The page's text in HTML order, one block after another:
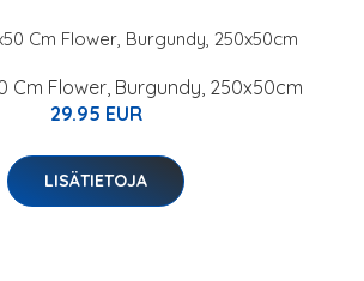
Cm Flower, Burgundy, 250x50cm
29.95 EUR
LISÄTIETOJA